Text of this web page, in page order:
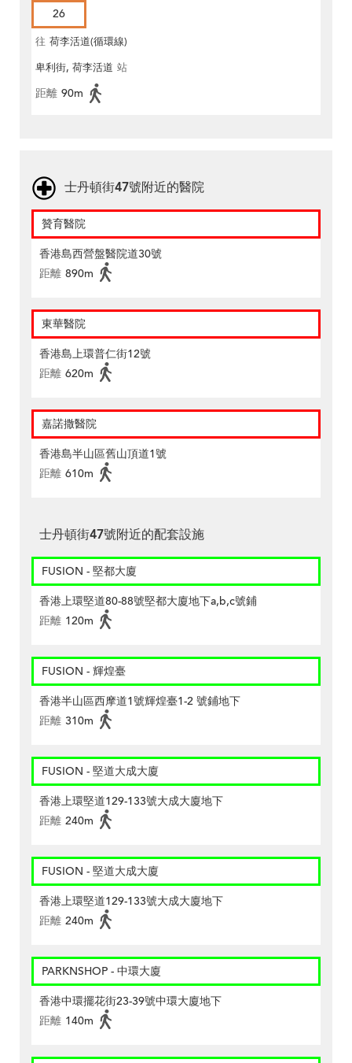
26
往 荷李活道(循環線)
卑利街, 荷李活道 站
距離 90m
士丹頓街47號附近的醫院
贊育醫院
香港島西營盤醫院道30號
距離 890m
東華醫院
香港島上環普仁街12號
距離 620m
嘉諾撒醫院
香港島半山區舊山頂道1號
距離 610m
士丹頓街47號附近的配套設施
FUSION - 堅都大廈
香港上環堅道80-88號堅都大廈地下a,b,c號鋪
距離 120m
FUSION - 輝煌臺
香港半山區西摩道1號輝煌臺1-2 號鋪地下
距離 310m
FUSION - 堅道大成大廈
香港上環堅道129-133號大成大廈地下
距離 240m
FUSION - 堅道大成大廈
香港上環堅道129-133號大成大廈地下
距離 240m
PARKNSHOP - 中環大廈
香港中環擺花街23-39號中環大廈地下
距離 140m